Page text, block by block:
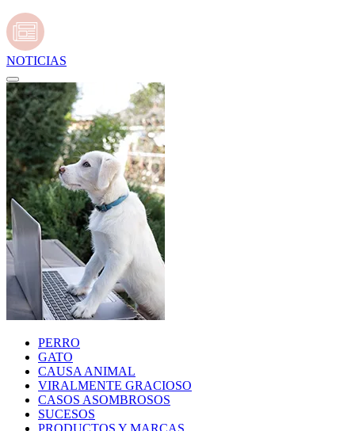
NOTICIAS
PERRO
GATO
CAUSA ANIMAL
VIRALMENTE GRACIOSO
CASOS ASOMBROSOS
SUCESOS
PRODUCTOS Y MARCAS